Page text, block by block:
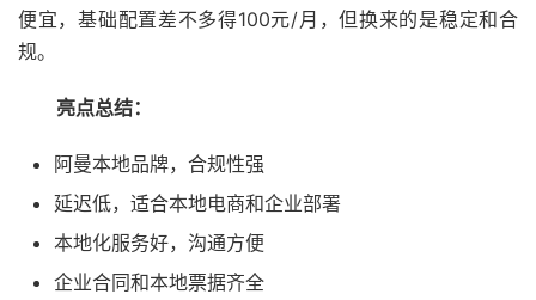
便宜，基础配置差不多得100元/月，但换来的是稳定和合
规。
亮点总结：
阿曼本地品牌，合规性强
延迟低，适合本地电商和企业部署
本地化服务好，沟通方便
企业合同和本地票据齐全